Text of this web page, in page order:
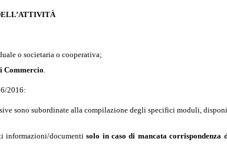
o societaria o cooperativa;
Commercio.
2016:
sono subordinate alla compilazione degli specifici moduli,
informazioni/documentisolo in caso di mancata corrispondenza